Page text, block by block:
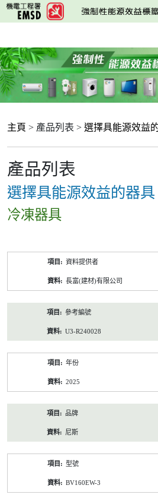
跳
至
要
內
容
主頁 > 產品列表 > 選擇具能源效益
產品列表
選擇具能源效益的器具
冷凍器具
資料提供者
長富(建材)有限公司
參考編號
U3-R240028
年份
2025
品牌
尼斯
型號
BV160EW-3